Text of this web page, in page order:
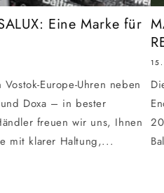
Eine Marke für
Europe-Uhren neben
Doxa – in bester
freuen wir uns, Ihnen
mit klarer Haltung,...